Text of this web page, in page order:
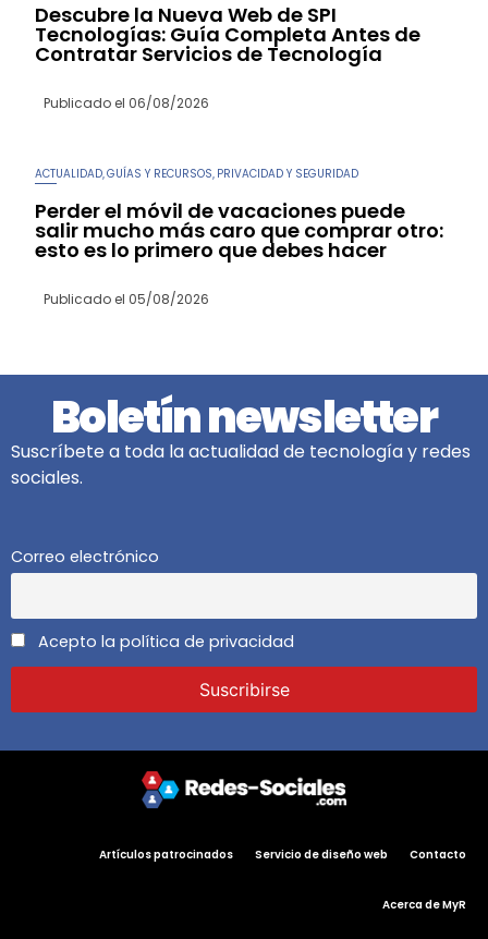
Descubre la Nueva Web de SPI
Tecnologías: Guía Completa Antes de
Contratar Servicios de Tecnología
Publicado el 06/08/2026
ACTUALIDAD ,GUÍAS Y RECURSOS PRIVACIDAD Y SEGURIDAD
Perder el móvil de vacaciones puede
salir mucho más caro que comprar otro:
esto es lo primero que debes hacer
Publicado el 05/08/2026
Boletín newsletter
Suscríbete a toda la actualidad de tecnología y redes
sociales.
Correo electrónico
Acepto la política de privacidad
Artículos patrocinados Servicio de diseño web Contacto
Acerca de MyR